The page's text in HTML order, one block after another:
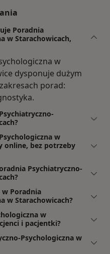
Poradnia
w Starachowicach,
w
dysponuje dużym
porad:
w
online, bez potrzeby
Psychiatryczno-
Poradnia
w Starachowicach?
w
i pacjentki?
Psychologiczna w